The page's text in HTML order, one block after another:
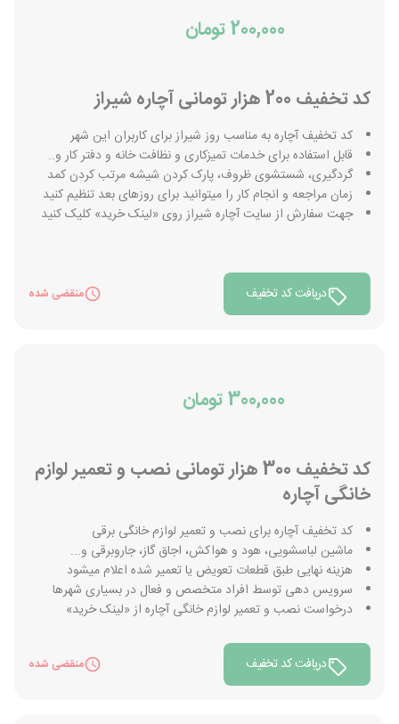
200,000 تومان
کد تخفیف 200 هزار تومانی آچاره شیراز
کد تخفیف آچاره به مناسب روز شیراز برای کاربران این شهر
قابل استفاده برای خدمات تمیزکاری و نظافت خانه و دفتر کار و..
گردگیری، شستشوی ظروف، پارک کردن شیشه مرتب کردن کمد
زمان مراجعه و انجام کار را میتوانید برای روزهای بعد تنظیم کنید
جهت سفارش از سایت آچاره شیراز روی «لینک خرید» کلیک کنید
دریافت کد تخفیف منقضی شده
300,000 تومان
کد تخفیف 300 هزار تومانی نصب و تعمیر لوازم
خانگی آچاره
کد تخفیف آچاره برای نصب و تعمیر لوازم خانگی برقی
ماشین لباسشویی، هود و هواکش، اجاق گاز، جاروبرقی و...
هزینه نهایی طبق قطعات تعویض یا تعمیر شده اعلام میشود
سرویس دهی توسط افراد متخصص و فعال در بسیاری شهرها
درخواست نصب و تعمیر لوازم خانگی آچاره از «لینک خرید»
دریافت کد تخفیف منقضی شده